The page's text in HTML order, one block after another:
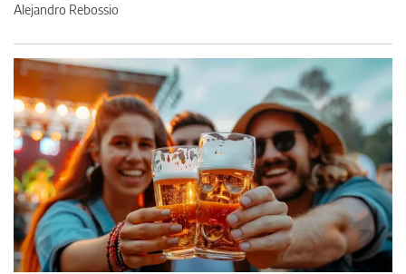
Alejandro Rebossio